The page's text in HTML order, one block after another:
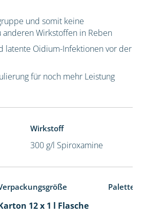
und somit keine
anderen Wirkstoffen in Reben
latente Oidium-Infektionen vor der
für noch mehr Leistung
Wirkstoff
300 g/l Spiroxamine
12 x 1 l Flasche